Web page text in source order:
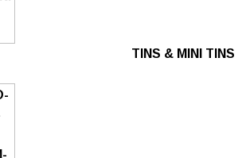
TINS & MINI TINS